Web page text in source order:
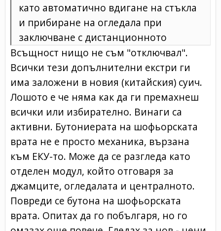
като автоматично вдигане на стъкла
и прибиране на огледала при
заключване с дистанционното
Всъщност нищо не съм "отключвал".
Всички тези допълнителни екстри ги
има заложени в новия (китайския) суич.
Лошото е че няма как да ги премахнеш
всички или избирателно. Винаги са
активни. Бутониерата на шофьорската
врата не е просто механика, вързана
към ЕКУ-то. Може да се разгледа като
отделен модул, който отговаря за
джамците, огледалата и централното.
Повреди се бутона на шофьорската
врата. Опитах да го побългаря, но го